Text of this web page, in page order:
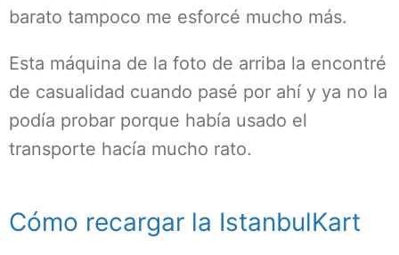
barato tampoco me esforcé mucho más.
Esta máquina de la foto de arriba la encontré
de casualidad cuando pasé por ahí y ya no la
podía probar porque había usado el
transporte hacía mucho rato.
Cómo recargar la IstanbulKart